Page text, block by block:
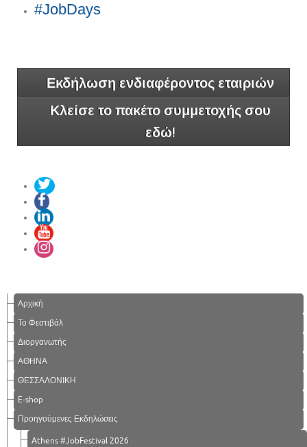
#JobDays
Εκδήλωση ενδιαφέροντος εταιριών
Κλείσε το πακέτο συμμετοχής σου
εδώ!
Αρχική
Το Φεστιβάλ
Διοργανωτής
ΑΘΗΝΑ
ΘΕΣΣΑΛΟΝΙΚΗ
E-shop
Προηγούμενες Εκδηλώσεις
Athens #JobFestival 2026